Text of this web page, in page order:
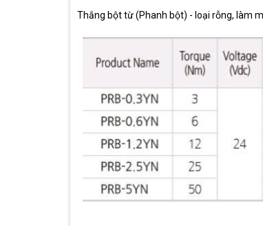
Thắng bột từ (Phanh bột) - loại rỗng, làm